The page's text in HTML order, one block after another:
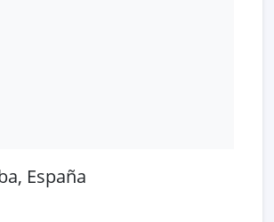
España